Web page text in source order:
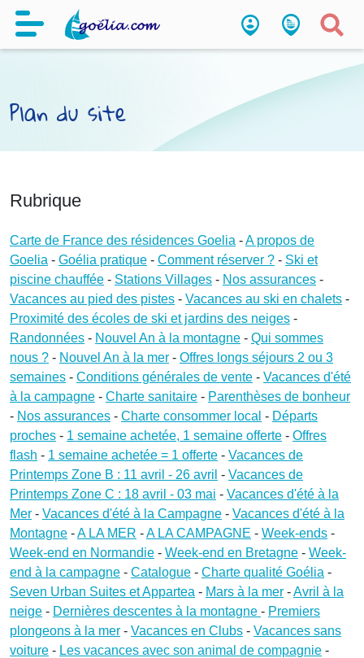
Plan du site
Rubrique
Carte de France des résidences Goelia -A propos de
Goelia - Goélia pratique - Comment réserver ? - Ski et
piscine chauffée - Stations Villages - Nos assurances -
Vacances au pied des pistes - Vacances au ski en chalets -
Proximité des écoles de ski et jardins des neiges -
Randonnées - Nouvel An à la montagne - Qui sommes
nous ? - Nouvel An à la mer - Offres longs séjours 2 ou 3
semaines - Conditions générales de vente - Vacances d'été
à la campagne - Charte sanitaire - Parenthèses de bonheur
- Nos assurances - Charte consommer local - Départs
proches - 1 semaine achetée, 1 semaine offerte - Offres
flash - 1 semaine achetée = 1 offerte - Vacances de
Printemps Zone B : 11 avril - 26 avril - Vacances de
Printemps Zone C : 18 avril - 03 mai - Vacances d'été à la
Mer - Vacances d'été à la Campagne - Vacances d'été à la
Montagne -A LA MER -A LA CAMPAGNE - Week-ends -
Week-end en Normandie - Week-end en Bretagne - Week-
end à la campagne - Catalogue - Charte qualité Goélia -
Seven Urban Suites et Appartea - Mars à la mer -Avril à la
neige - Dernières descentes à la montagne - Premiers
plongeons à la mer - Vacances en Clubs - Vacances sans
voiture - Les vacances avec son animal de compagnie -